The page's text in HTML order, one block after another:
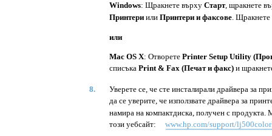
Windows: Щракнете върху Старт, щракнете
Принтери или Принтери и факсове. Щракнете
или
Mac OS X: Отворете Printer Setup Utility
списъка Print & Fax (Печат и факс) и
8.
Уверете се, че сте инсталирали драйвера за
да се уверите, че използвате драйвера за
намира на компактдиска, получен с продукта.
този уебсайт:
www.hp.com/support/